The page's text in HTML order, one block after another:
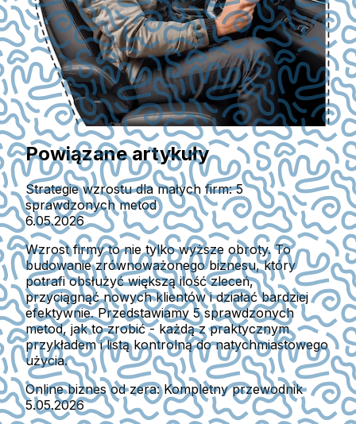
Powiązane artykuły
Strategie wzrostu dla małych firm: 5
sprawdzonych metod
6.05.2026
Wzrost firmy to nie tylko wyższe obroty. To
budowanie zrównoważonego biznesu, który
potrafi obsłużyć większą ilość zleceń,
przyciągnąć nowych klientów i działać bardziej
efektywnie. Przedstawiamy 5 sprawdzonych
metod, jak to zrobić - każdą z praktycznym
przykładem i listą kontrolną do natychmiastowego
użycia.
Online biznes od zera: Kompletny przewodnik
5.05.2026